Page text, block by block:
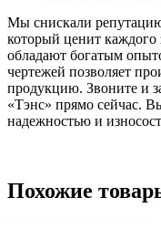
Мы снискали
который ценит каждого
обладают богатым
чертежей позволяет
продукцию. Звоните и
«Тэнс» прямо сейчас.
надежностью и
Похожие